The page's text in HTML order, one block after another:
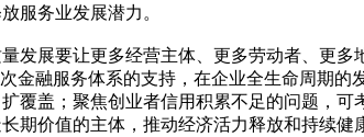
服务业发展潜力。
发展要让更多经营主体、更多劳动者、更
金融服务体系的支持，在企业全生命周期
覆盖；聚焦创业者信用积累不足的问题，
期价值的主体，推动经济活力释放和持续健